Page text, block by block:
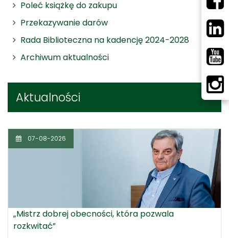
Poleć książkę do zakupu
Przekazywanie darów
Rada Biblioteczna na kadencję 2024-2028
Archiwum aktualności
Aktualności
07-08-2026
„Mistrz dobrej obecności, która pozwala
rozkwitać”